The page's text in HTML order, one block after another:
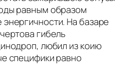
равным образом
На базаре
гибель
любил из коию
специфики равно